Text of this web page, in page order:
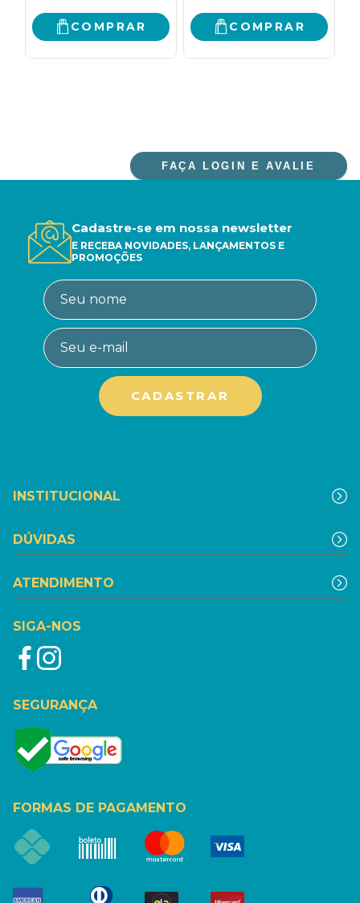
COMPRAR COMPRAR
FAÇA LOGIN E AVALIE
Cadastre-se em nossa newsletter
E RECEBA NOVIDADES, LANÇAMENTOS E
PROMOÇÕES
INSTITUCIONAL
DÚVIDAS
ATENDIMENTO
SIGA-NOS
SEGURANÇA
FORMAS DE PAGAMENTO